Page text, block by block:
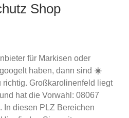
Shop
für Markisen oder
haben, dann sind ☀️
richtig. Großkarolinenfeld liegt
und hat die Vorwahl: 08067
In diesen PLZ Bereichen